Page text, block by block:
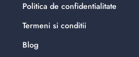
Politica de confidentialitate
Termeni si conditii
Blog